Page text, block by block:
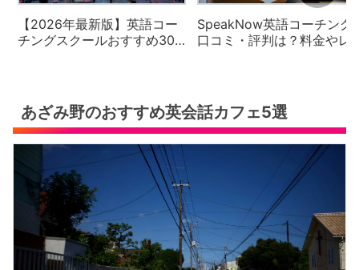
【2026年最新版】英語コー
チングスクールおすすめ30
SpeakNow英語コーチング
口コミ・評判は？料金やレ
あざみ野のおすすめ英会話カフェ5選